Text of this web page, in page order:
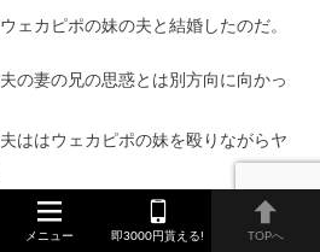
ェカピポの妹の夫と結婚したのだ。
の妻の兄の思惑とは別方向に向かっ
ははウェカピポの妹を殴りながらヤ
だッ！
妹の夫の妻の兄もウェカピポの妹の
メニュー 即3000円貰える! TOPへ